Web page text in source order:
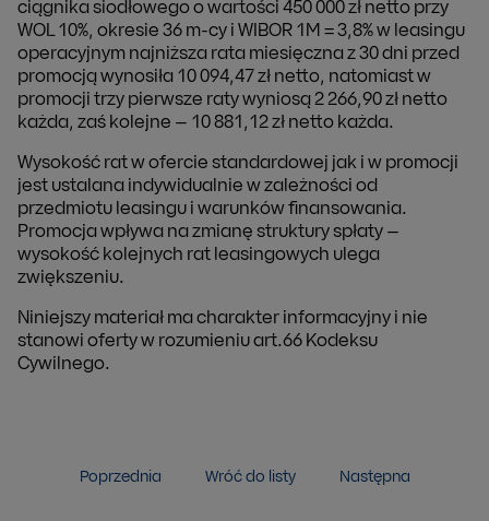
ciągnika siodłowego o wartości 450 000 zł netto przy
WOL 10%, okresie 36 m-cy i WIBOR 1M = 3,8% w leasingu
operacyjnym najniższa rata miesięczna z 30 dni przed
promocją wynosiła 10 094,47 zł netto, natomiast w
promocji trzy pierwsze raty wyniosą 2 266,90 zł netto
każda, zaś kolejne – 10 881,12 zł netto każda.
Wysokość rat w ofercie standardowej jak i w promocji
jest ustalana indywidualnie w zależności od
przedmiotu leasingu i warunków finansowania.
Promocja wpływa na zmianę struktury spłaty –
wysokość kolejnych rat leasingowych ulega
zwiększeniu.
Niniejszy materiał ma charakter informacyjny i nie
stanowi oferty w rozumieniu art.66 Kodeksu
Cywilnego.
Poprzednia Wróć do listy Następna